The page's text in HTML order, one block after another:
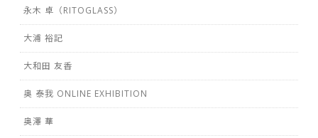
永木 卓（RITOGLASS）
大浦 裕記
大和田 友香
奥 泰我 ONLINE EXHIBITION
奥澤 華